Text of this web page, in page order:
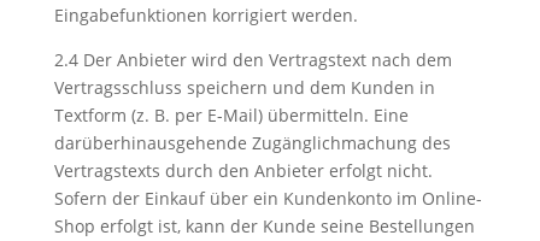
Eingabefunktionen korrigiert werden.
2.4 Der Anbieter wird den Vertragstext nach dem
Vertragsschluss speichern und dem Kunden in
Textform (z. B. per E-Mail) übermitteln. Eine
darüberhinausgehende Zugänglichmachung des
Vertragstexts durch den Anbieter erfolgt nicht.
Sofern der Einkauf über ein Kundenkonto im Online-
Shop erfolgt ist, kann der Kunde seine Bestellungen